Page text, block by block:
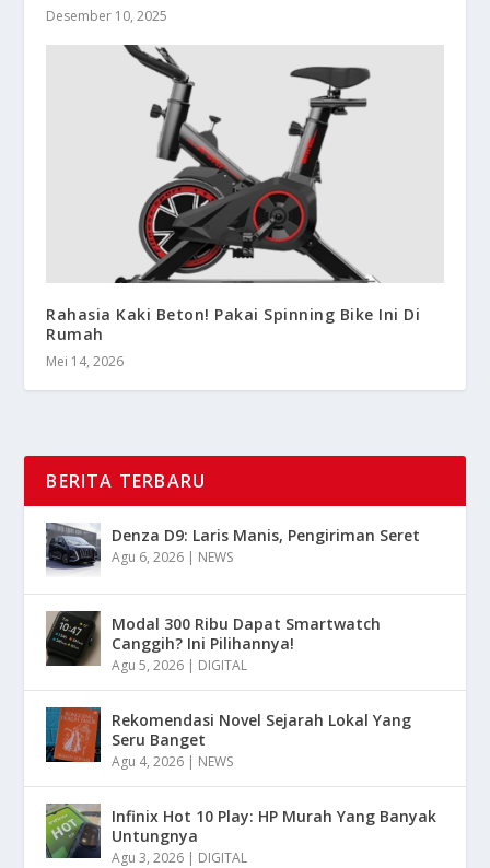
Desember 10, 2025
Rahasia Kaki Beton! Pakai Spinning Bike Ini Di
Rumah
Mei 14, 2026
BERITA TERBARU
Denza D9: Laris Manis, Pengiriman Seret
Agu 6, 2026 | NEWS
Modal 300 Ribu Dapat Smartwatch
Canggih? Ini Pilihannya!
Agu 5, 2026 | DIGITAL
Rekomendasi Novel Sejarah Lokal Yang
Seru Banget
Agu 4, 2026 | NEWS
Infinix Hot 10 Play: HP Murah Yang Banyak
Untungnya
Agu 3, 2026 | DIGITAL